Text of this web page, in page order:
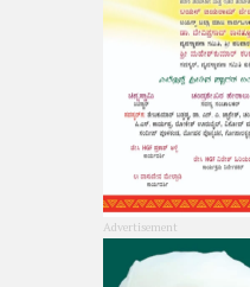
Advertisement